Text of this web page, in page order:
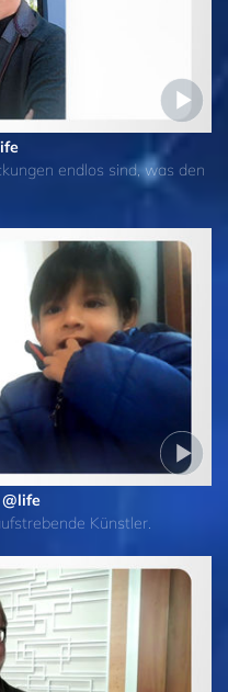
endlos sind, was den
Künstler.